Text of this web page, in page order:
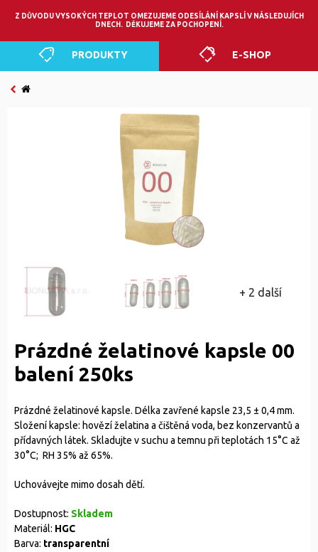
Z DŮVODU VYSOKÝCH TEPLOT OMEZUJEME ODESÍLÁNÍ KAPSLÍ V NÁSLEDUJÍCH
DNECH. DĚKUJEME ZA POCHOPENÍ.
0
PRODUKTY E-SHOP
+ 2 další
Prázdné želatinové kapsle 00
balení 250ks
Prázdné želatinové kapsle. Délka zavřené kapsle 23,5 ± 0,4 mm.
Složení kapsle: hovězí želatina a čištěná voda, bez konzervantů a
přídavných látek. Skladujte v suchu a temnu při teplotách 15°C až
30°C; RH 35% až 65%.
Uchovávejte mimo dosah dětí.
Dostupnost: Skladem
Materiál: HGC
Barva: transparentní